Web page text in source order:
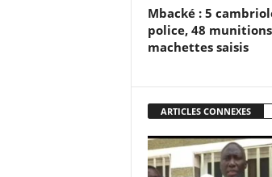
Mbacké : 5
police, 48
machettes saisis
ARTICLES CONNEXES